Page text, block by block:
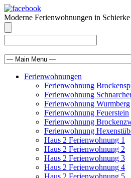
Moderne Ferienwohnungen in
Ferienwohnungen
Ferienwohnung
Ferienwohnung
Ferienwohnung Wurmberg
Ferienwohnung Feuerstein
Ferienwohnung
Ferienwohnung
Haus 2 Ferienwohnung 1
Haus 2 Ferienwohnung 2
Haus 2 Ferienwohnung 3
Haus 2 Ferienwohnung 4
Haus 2 Ferienwohnung 5